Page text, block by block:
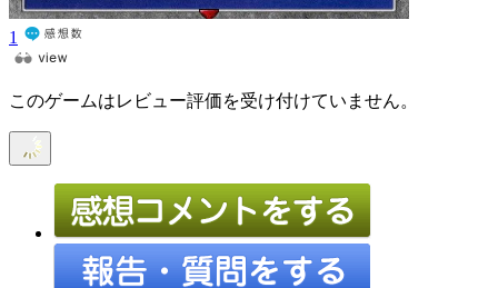
1
このゲームはレビュー評価を受け付けていません。